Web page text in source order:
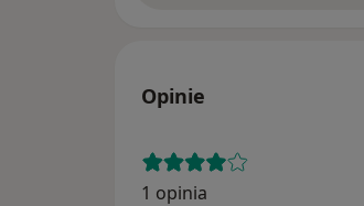
Opinie
1 opinia